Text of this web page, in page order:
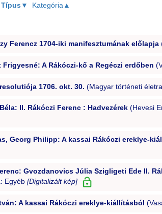
Típus▼ Kategória▲
Ferencz 1704-iki manifesztumának előlapja
Frigyesné: A Rákóczi-kő a Regéczi erdőben
1706. okt. 30. (Magyar történeti
II. Rákóczi Ferenc : Hadvezérek(Hevesi
Georg Philipp: A kassai Rákóczi ereklye-
Gvozdanovics Júlia Szigligeti Ede II.
Egyéb [Digitalizált kép]
A kassai Rákóczi ereklye-kiállításból